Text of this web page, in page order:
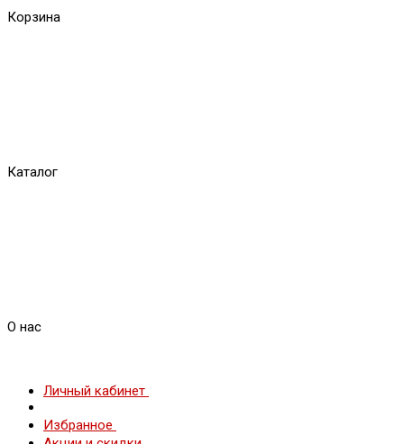
Корзина
Каталог
О нас
Личный кабинет
Избранное